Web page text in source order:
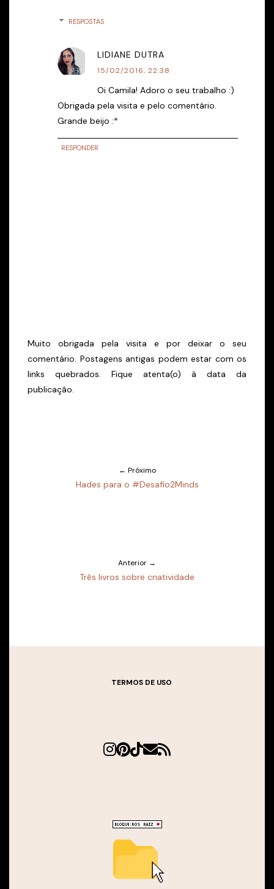
RESPOSTAS
LIDIANE DUTRA
15/02/2016, 22:38
Oi Camila! Adoro o seu trabalho :)
Obrigada pela visita e pelo comentário.
Grande beijo :*
RESPONDER
Muito obrigada pela visita e por deixar o seu
comentário. Postagens antigas podem estar com os
links quebrados. Fique atenta(o) à data da
publicação.
← Próximo
Hades para o #Desafio2Minds
Anterior →
Três livros sobre criatividade
TERMOS DE USO